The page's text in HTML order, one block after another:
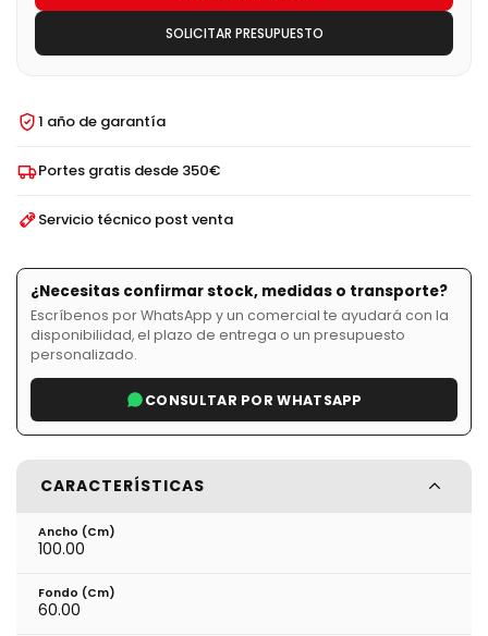
SOLICITAR PRESUPUESTO
1 año de garantía
Portes gratis desde 350€
Servicio técnico post venta
¿Necesitas confirmar stock, medidas o transporte?
Escríbenos por WhatsApp y un comercial te ayudará con la
disponibilidad, el plazo de entrega o un presupuesto
personalizado.
CONSULTAR POR WHATSAPP
CARACTERÍSTICAS
Ancho (cm)
100.00
Fondo (cm)
60.00